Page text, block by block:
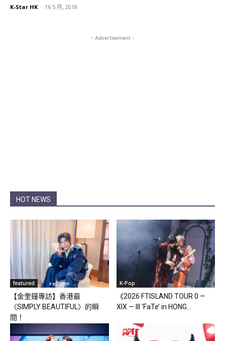
K-Star HK - 16 5 月, 2018
- Advertisement -
HOT NEWS
featured
【金奎鐘專訪】香港最
〈SIMPLY BEAUTIFUL〉的瞬
間！
K-Pop
《2026 FTISLAND TOUR 0 —
XIX — III ‘FaTe’ in HONG...